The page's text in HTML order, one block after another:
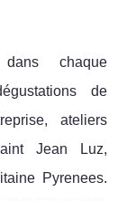
chaque
de
ateliers
Jean Luz,
Pyrenees.